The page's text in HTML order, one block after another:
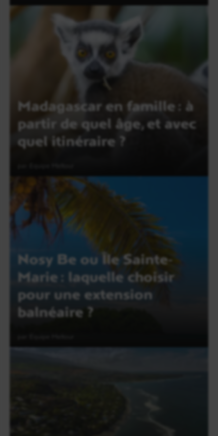
Lire l'article
Madagascar en famille : à
partir de quel âge, et avec
quel itinéraire ?
Nosy Be ou Île Sainte-
Marie : laquelle choisir
pour une extension
balnéaire ?